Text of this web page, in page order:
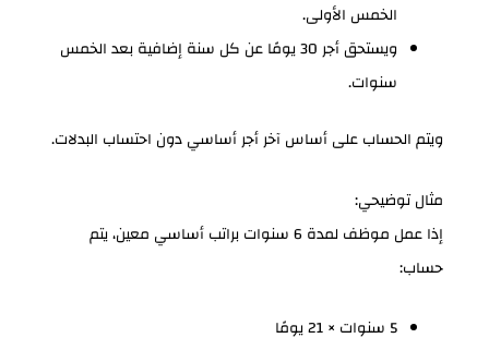
الخمس الأولى.
ويستحق أجر 30 يومًا عن كل سنة إضافية بعد الخمس
سنوات.
ويتم الحساب على أساس آخر أجر أساسي دون احتساب البدلات.
مثال توضيحي:
إذا عمل موظف لمدة 6 سنوات براتب أساسي معين، يتم
حساب:
5 سنوات × 21 يومًا